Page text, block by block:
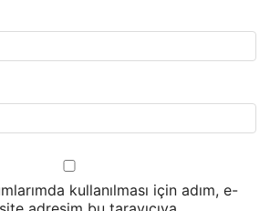
kullanılması için adım, e-